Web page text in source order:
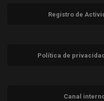
Registro de
Política de
Canal